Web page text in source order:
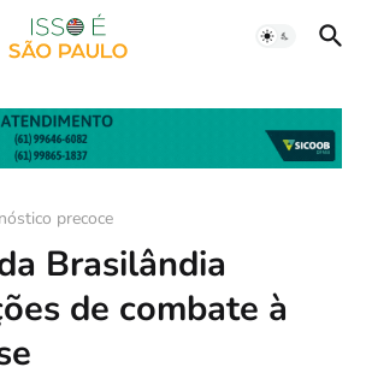
precoce
Brasilândia
de combate à